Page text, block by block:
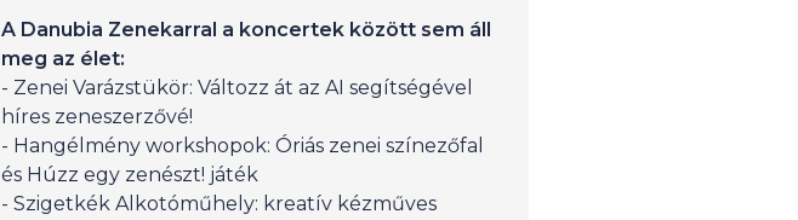
A Danubia Zenekarral a koncertek között sem áll
meg az élet:
- Zenei Varázstükör: Változz át az AI segítségével
híres zeneszerzővé!
- Hangélmény workshopok: Óriás zenei színezőfal
és Húzz egy zenészt! játék
- Szigetkék Alkotóműhely: kreatív kézműves